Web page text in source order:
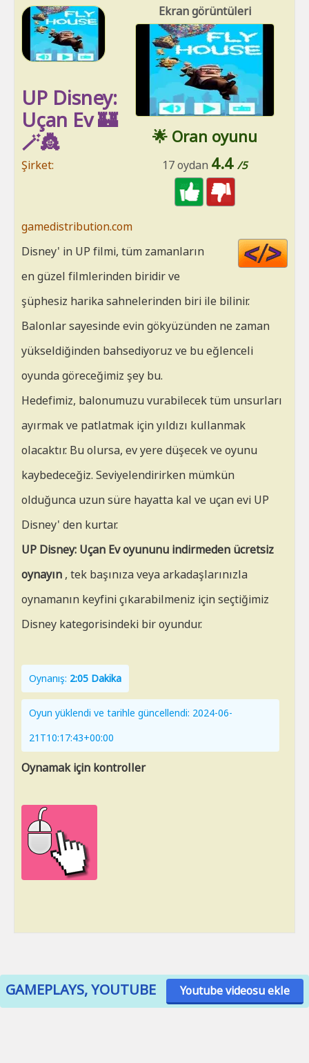
Ekran görüntüleri
🌟 Oran oyunu
17 oydan 4.4 /5
UP Disney:
Uçan Ev 🏰
🪄👸
Şirket:
gamedistribution.com
Disney' in UP filmi, tüm zamanların
en güzel filmlerinden biridir ve
şüphesiz harika sahnelerinden biri ile bilinir.
Balonlar sayesinde evin gökyüzünden ne zaman
yükseldiğinden bahsediyoruz ve bu eğlenceli
oyunda göreceğimiz şey bu.
Hedefimiz, balonumuzu vurabilecek tüm unsurları
ayırmak ve patlatmak için yıldızı kullanmak
olacaktır. Bu olursa, ev yere düşecek ve oyunu
kaybedeceğiz. Seviyelendirirken mümkün
olduğunca uzun süre hayatta kal ve uçan evi UP
Disney' den kurtar.
UP Disney: Uçan Ev oyununu indirmeden ücretsiz
oynayın , tek başınıza veya arkadaşlarınızla
oynamanın keyfini çıkarabilmeniz için seçtiğimiz
Disney kategorisindeki bir oyundur.
Oynanış: 2:05 Dakika
Oyun yüklendi ve tarihle güncellendi: 2024-06-
21T10:17:43+00:00
Oynamak için kontroller
GAMEPLAYS, YOUTUBE Youtube videosu ekle